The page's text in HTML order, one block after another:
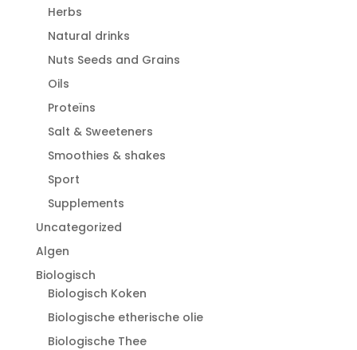
Herbs
Natural drinks
Nuts Seeds and Grains
Oils
Proteïns
Salt & Sweeteners
Smoothies & shakes
Sport
Supplements
Uncategorized
Algen
Biologisch
Biologisch Koken
Biologische etherische olie
Biologische Thee